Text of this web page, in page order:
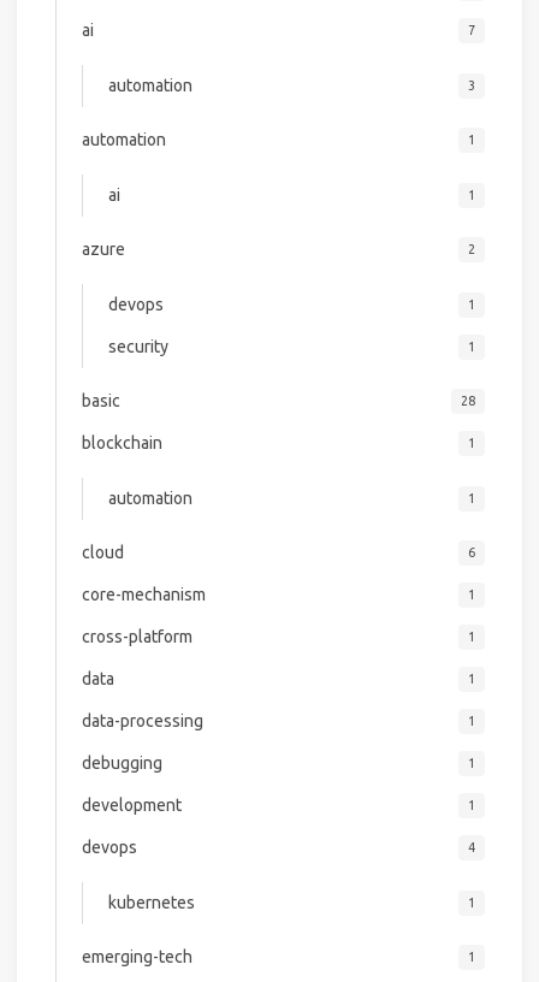
ai 7
automation 3
automation 1
ai 1
azure 2
devops 1
security 1
basic 28
blockchain 1
automation 1
cloud 6
core-mechanism 1
cross-platform 1
data 1
data-processing 1
debugging 1
development 1
devops 4
kubernetes 1
emerging-tech 1